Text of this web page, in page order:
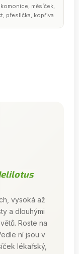
měsíček,
přeslička, kopřiva
vysoká až
a dlouhými
Roste na
ní jsou v
lékařský,